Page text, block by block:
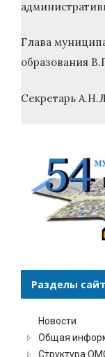
Глава
образования
Секретарь
Разделы
Новости
Общая
Структура